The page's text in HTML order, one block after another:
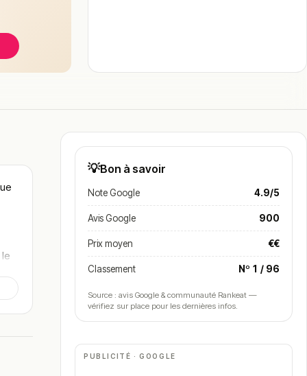
💡Bon à savoir
Note Google 4.9/5
Avis Google 900
Prix moyen €€
Classement Nº 1 / 96
Source : avis Google & communauté Rankeat —
vérifiez sur place pour les dernières infos.
PUBLICITÉ · GOOGLE